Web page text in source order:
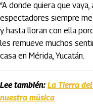
“A donde quiera que
espectadores siempre
y hasta lloran con ella
les remueve muchos
casa en Mérida, Yucatán.
Lee también: La Tierra
nuestra música